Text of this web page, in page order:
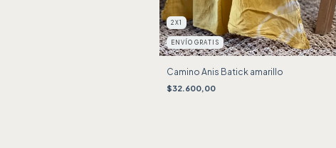
2X1
ENVÍO GRATIS
Camino Anis Batick amarillo
$32.600,00